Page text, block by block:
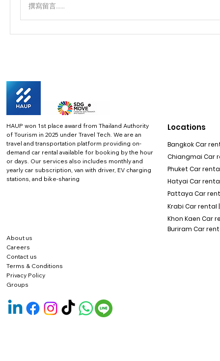
撰寫留言......
HAUP won 1st place award from Thailand Authority
of Tourism in 2025 under Travel Tech. We are an
travel and transportation platform providing on-
demand car rental available for booking by the hour
or days. Our services also includes monthly and
yearly car subscription, van with driver, EV charging
stations, and bike-sharing
About us
Careers
Contact us
Terms & Conditions
Privacy Policy
Locations
Bangkok Car
Chiangmai Car
Phuket Car rental
Hatyai Car
Pattaya Car
Krabi Car rental |
Khon Kaen Car
Buriram Car
Groups